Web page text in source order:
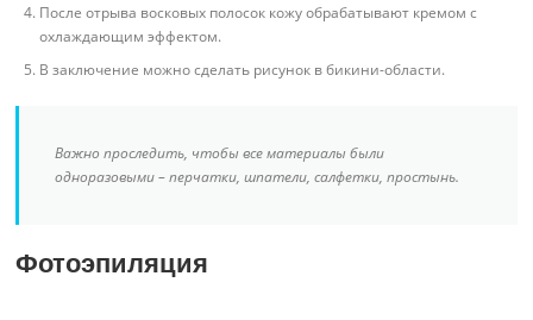
После отрыва восковых полосок кожу обрабатывают кремом с
охлаждающим эффектом.
В заключение можно сделать рисунок в бикини-области.
Важно проследить, чтобы все материалы были
одноразовыми – перчатки, шпатели, салфетки, простынь.
Фотоэпиляция